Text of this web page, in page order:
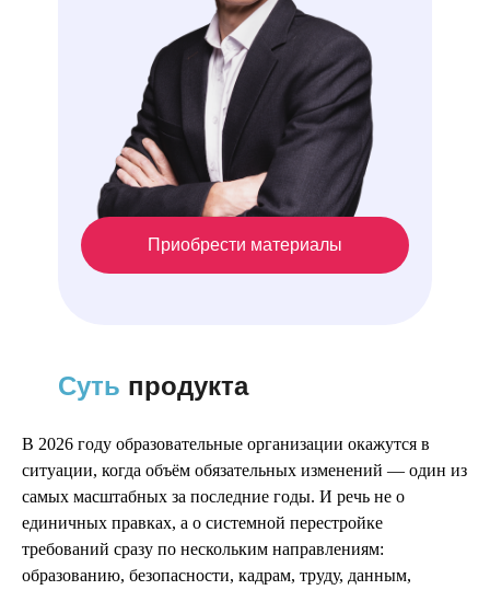
Приобрести материалы
Суть продукта
В 2026 году образовательные организации окажутся в
ситуации, когда объём обязательных изменений — один из
самых масштабных за последние годы. И речь не о
единичных правках, а о системной перестройке
требований сразу по нескольким направлениям:
образованию, безопасности, кадрам, труду, данным,